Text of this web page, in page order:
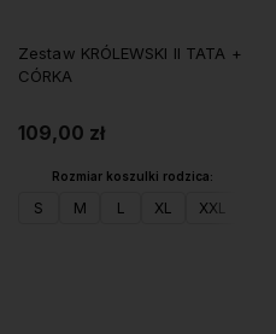
Zestaw KRÓLEWSKI II TATA +
CÓRKA
109,00 zł
Rozmiar koszulki rodzica:
S M L XL XXL